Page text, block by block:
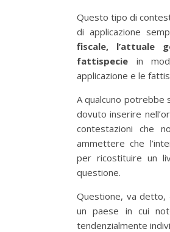
Questo tipo di
di applicazione
fiscale, l’attuale
fattispecie in
applicazione e le
A qualcuno potrebbe
dovuto inserire
contestazioni che
ammettere che
per ricostituire un
questione.
Questione, va detto,
un paese in cui
tendenzialmente